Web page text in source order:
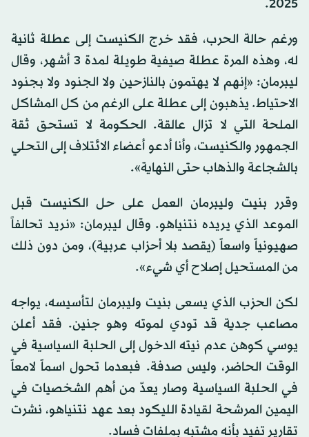
2025.
ورغم حالة الحرب، فقد خرج الكنيست إلى عطلة ثانية
له، وهذه المرة عطلة صيفية طويلة لمدة 3 أشهر، وقال
ليبرمان: «إنهم لا يهتمون بالنازحين ولا الجنود ولا بجنود
الاحتياط. يذهبون إلى عطلة على الرغم من كل المشاكل
الملحة التي لا تزال عالقة. الحكومة لا تستحق ثقة
الجمهور والكنيست، وأنا أدعو أعضاء الائتلاف إلى التحلي
بالشجاعة والذهاب حتى النهاية».
وقرر بنيت وليبرمان العمل على حل الكنيست قبل
الموعد الذي يريده نتنياهو. وقال ليبرمان: «نريد تحالفاً
صهيونياً واسعاً (يقصد بلا أحزاب عربية)، ومن دون ذلك
من المستحيل إصلاح أي شيء».
لكن الحزب الذي يسعى بنيت وليبرمان لتأسيسه، يواجه
مصاعب جدية قد تودي لموته وهو جنين. فقد أعلن
يوسي كوهن عدم نيته الدخول إلى الحلبة السياسية في
الوقت الحاضر، وليس صدفة. فبعدما تحول اسماً لامعاً
في الحلبة السياسية وصار يعدّ من أهم الشخصيات في
اليمين المرشحة لقيادة الليكود بعد عهد نتنياهو، نشرت
تقارير تفيد بأنه مشتبه بملفات فساد.